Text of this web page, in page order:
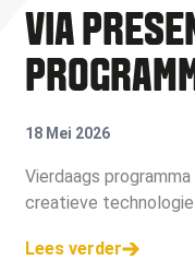
VIA
STAD
TIJDENS
18 Mei 2026
Vierdaags
creatieve
Lees verder